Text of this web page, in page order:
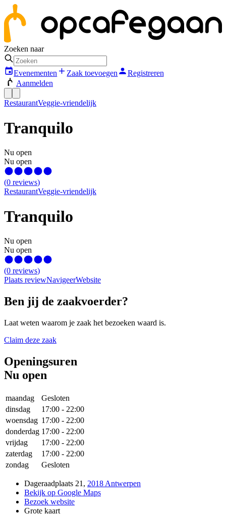
Zoeken naar
Evenementen Zaak toevoegen
Registreren
Aanmelden
RestaurantVeggie-vriendelijk
Tranquilo
Nu open
Nu open
(0 reviews)
RestaurantVeggie-vriendelijk
Tranquilo
Nu open
Nu open
(0 reviews)
Plaats reviewNavigeerWebsite
Ben jij de zaakvoerder?
Laat weten waarom je zaak het bezoeken waard is.
Claim deze zaak
Openingsuren
Nu open
maandag
Gesloten
dinsdag
17:00 - 22:00
woensdag 17:00 - 22:00
donderdag 17:00 - 22:00
vrijdag
17:00 - 22:00
zaterdag
17:00 - 22:00
zondag
Gesloten
Dageraadplaats 21 , 2018 Antwerpen
Bekijk op Google Maps
Bezoek website
Grote kaart